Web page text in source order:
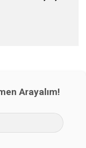
Arayalım!